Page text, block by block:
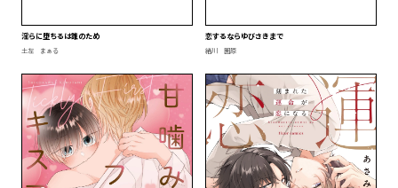
淫らに堕ちるは誰のため
土左 まぁる
恋するならゆびさきまで
緒川 園原